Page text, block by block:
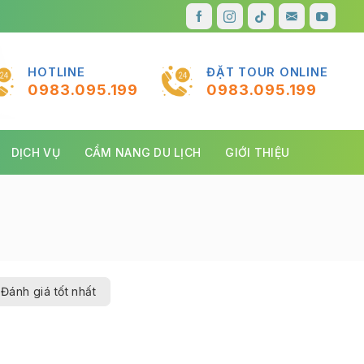
HOTLINE
0983.095.199
ĐẶT TOUR ONLINE
0983.095.199
DỊCH VỤ CẨM NANG DU LỊCH GIỚI THIỆU
Đánh giá tốt nhất